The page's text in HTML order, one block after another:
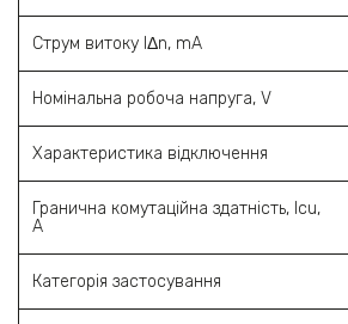
Струм витоку l‎Δn, mA
Номінальна робоча напруга, V
Характеристика відключення
Гранична комутаційна здатність, Icu,
A
Категорія застосування